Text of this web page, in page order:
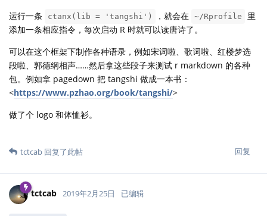
运行一条
ctanx(lib = 'tangshi') ，就会在 ~/Rprofile
里
添加一条相应指令，每次启动 R 时就可以读唐诗了。
可以在这个框架下制作各种语录，例如宋词啦、歌词啦、红楼梦选
段啦、郭德纲相声……然后拿这些段子来测试 r markdown 的各种
包。例如拿 pagedown 把 tangshi 做成一本书：
<https://www.pzhao.org/book/tangshi/>
做了个 logo 和体恤衫。
回复
tctcab 回复了此帖
tctcab 2019年2月25日 已编辑